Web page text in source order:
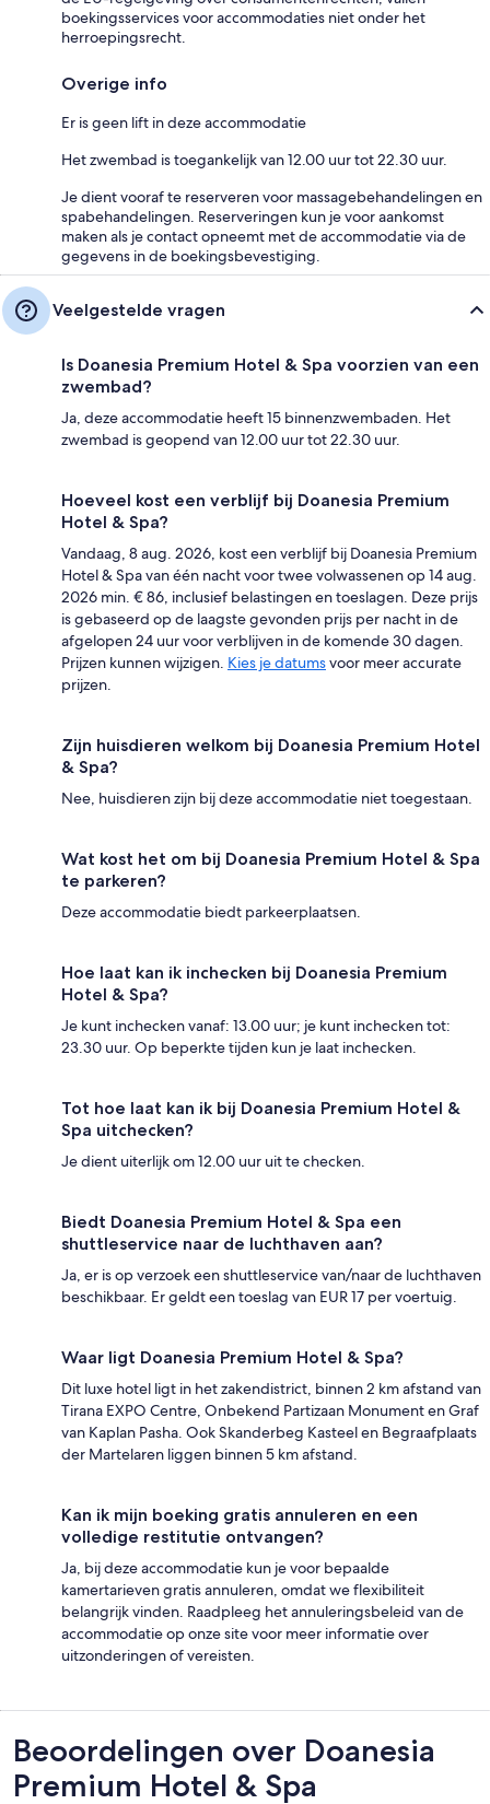
boekingsservices voor accommodaties niet onder het
herroepingsrecht.
Overige info
Er is geen lift in deze accommodatie
Het zwembad is toegankelijk van 12.00 uur tot 22.30 uur.
Je dient vooraf te reserveren voor massagebehandelingen en
spabehandelingen. Reserveringen kun je voor aankomst
maken als je contact opneemt met de accommodatie via de
gegevens in de boekingsbevestiging.
Veelgestelde vragen
Is Doanesia Premium Hotel & Spa voorzien van een
zwembad?
Ja, deze accommodatie heeft 15 binnenzwembaden. Het
zwembad is geopend van 12.00 uur tot 22.30 uur.
Hoeveel kost een verblijf bij Doanesia Premium
Hotel & Spa?
Vandaag, 8 aug. 2026, kost een verblijf bij Doanesia Premium
Hotel & Spa van één nacht voor twee volwassenen op 14 aug.
2026 min. € 86, inclusief belastingen en toeslagen. Deze prijs
is gebaseerd op de laagste gevonden prijs per nacht in de
afgelopen 24 uur voor verblijven in de komende 30 dagen.
Prijzen kunnen wijzigen. Kies je datumsvoor meer accurate
prijzen.
Zijn huisdieren welkom bij Doanesia Premium Hotel
& Spa?
Nee, huisdieren zijn bij deze accommodatie niet toegestaan.
Wat kost het om bij Doanesia Premium Hotel & Spa
te parkeren?
Deze accommodatie biedt parkeerplaatsen.
Hoe laat kan ik inchecken bij Doanesia Premium
Hotel & Spa?
Je kunt inchecken vanaf: 13.00 uur; je kunt inchecken tot:
23.30 uur. Op beperkte tijden kun je laat inchecken.
Tot hoe laat kan ik bij Doanesia Premium Hotel &
Spa uitchecken?
Je dient uiterlijk om 12.00 uur uit te checken.
Biedt Doanesia Premium Hotel & Spa een
shuttleservice naar de luchthaven aan?
Ja, er is op verzoek een shuttleservice van/naar de luchthaven
beschikbaar. Er geldt een toeslag van EUR 17 per voertuig.
Waar ligt Doanesia Premium Hotel & Spa?
Dit luxe hotel ligt in het zakendistrict, binnen 2 km afstand van
Tirana EXPO Centre, Onbekend Partizaan Monument en Graf
van Kaplan Pasha. Ook Skanderbeg Kasteel en Begraafplaats
der Martelaren liggen binnen 5 km afstand.
Kan ik mijn boeking gratis annuleren en een
volledige restitutie ontvangen?
Ja, bij deze accommodatie kun je voor bepaalde
kamertarieven gratis annuleren, omdat we flexibiliteit
belangrijk vinden. Raadpleeg het annuleringsbeleid van de
accommodatie op onze site voor meer informatie over
uitzonderingen of vereisten.
Beoordelingen
Beoordelingen over Doanesia
Premium Hotel & Spa